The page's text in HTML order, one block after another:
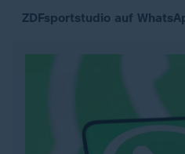
ZDFsportstudio auf